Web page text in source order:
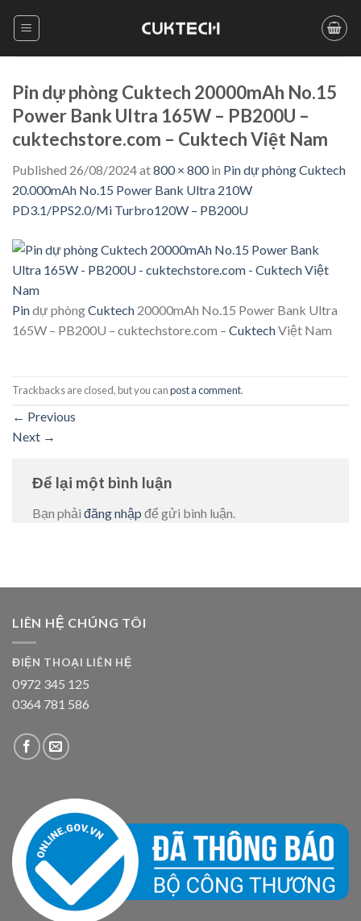
Pin dự phòng Cuktech 20000mAh No.15
Power Bank Ultra 165W – PB200U –
cuktechstore.com – Cuktech Việt Nam
Published 26/08/2024at800 × 800in Pin dự phòng Cuktech
20.000mAh No.15 Power Bank Ultra 210W
PD3.1/PPS2.0/Mi Turbro120W – PB200U
Pindự phòngCuktech 20000mAh No.15 Power Bank Ultra
165W – PB200U – cuktechstore.com – CuktechViệt Nam
Trackbacks are closed, but you canpost a comment.
← Previous
Next →
Để lại một bình luận
Bạn phải đăng nhập để gửi bình luận.
LIÊN HỆ CHÚNG TÔI
ĐIỆN THOẠI LIÊN HỆ
0972 345 125
0364 781 586